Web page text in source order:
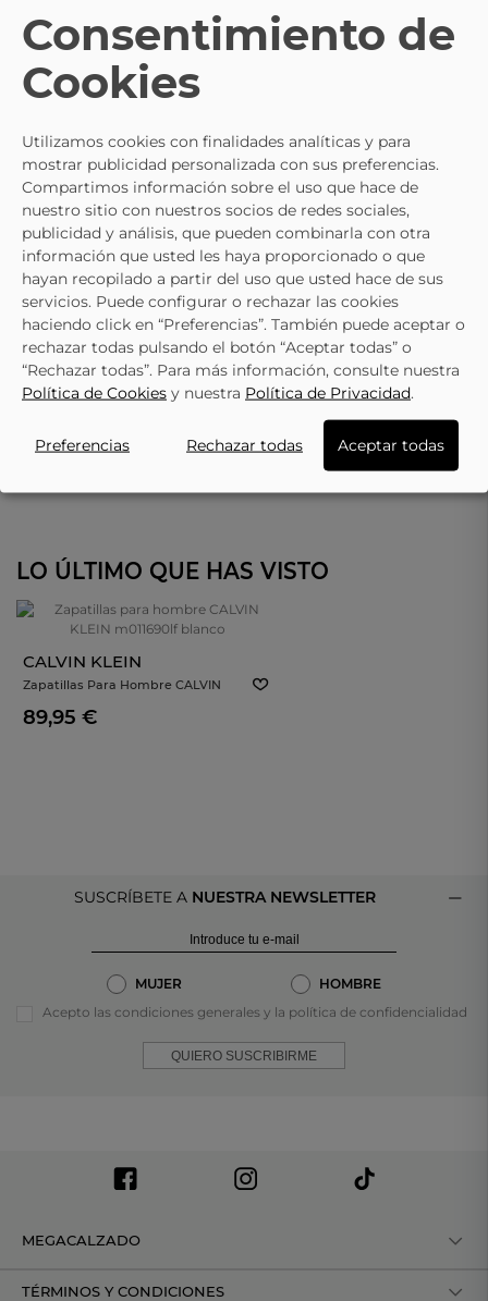
CALVIN KLEIN
Zapatillas Para Hombre CALVIN
KLEIN M012850GJ Negro
CALVIN KLEIN
LO ÚLTIMO QUE HAS VISTO
CALVIN KLEIN
Zapatillas Para Hombre CALVIN
KLEIN M011690lf Blanco
89,95 €
SUSCRÍBETE A NUESTRA NEWSLETTER
MUJER
HOMBRE
Acepto las condiciones generales y la política de confidencialidad
QUIERO SUSCRIBIRME
MEGACALZADO
TÉRMINOS Y CONDICIONES
Consentimiento de
Cookies
Utilizamos cookies con finalidades analíticas y para
mostrar publicidad personalizada con sus preferencias.
Compartimos información sobre el uso que hace de
nuestro sitio con nuestros socios de redes sociales,
publicidad y análisis, que pueden combinarla con otra
información que usted les haya proporcionado o que
hayan recopilado a partir del uso que usted hace de sus
servicios. Puede configurar o rechazar las cookies
haciendo click en “Preferencias”. También puede aceptar o
rechazar todas pulsando el botón “Aceptar todas” o
“Rechazar todas”. Para más información, consulte nuestra
Política de Cookies y nuestra Política de Privacidad.
Preferencias Rechazar todas Aceptar todas